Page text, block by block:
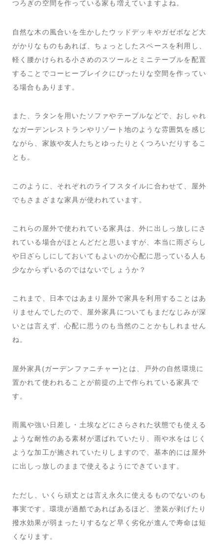
つろぎの空間を作っている家も増えていますよね。
自然な木の風合いを生かしたウッドデッキやガゼボなど大
がかりなものもあれば、ちょっとしたスペースを利用し、
軽く腰かけられる小さめのスツールとミニテーブルを配置
することでコーヒーブレイクにぴったりな空間を作ってい
る場合もあります。
また、ラタンを用いたソファやテーブルなどで、おしゃれ
なガーデンレストランやリゾート地のような雰囲気を感じ
ながら、家族や友人たちとゆったりとくつろいだりするこ
とも。
このように、それぞれのライフスタイルに合わせて、屋外
でもさまざまな家具が使われています。
これらの屋外で使われている家具は、外に出しっ放しにさ
れている場合がほとんどだと思いますが、本当に雨ざらし
や日ざらしにしておいてもよいのか心配に思っている人も
少なからずいるのではないでしょうか？
これまで、日本ではあまり屋外で家具を利用することはあ
りませんでしたので、屋外家具についてもまだなじみが深
いとは言えず、心配に思うのも当然のことかもしれません
ね。
屋外家具(ガーデンファニチャー)とは、戸外の自然環境に
置かれて使われることが前提の上で作られている家具で
す。
雨風や強い日差し・土埃などにさらされた状態でも使える
ような耐性のある素材が選ばれていたり、雨や水をはじく
ような加工が施されていたりしますので、基本的には屋外
に出しっ放しのままで使えるようにできています。
ただし、いくら頑丈とは言え永久に使えるものでないのも
事実です。環境が過酷であればあるほど、塗装が剥げたり
撥水効果が弱まったりするなど早く劣化が進んで寿命は短
くなります。